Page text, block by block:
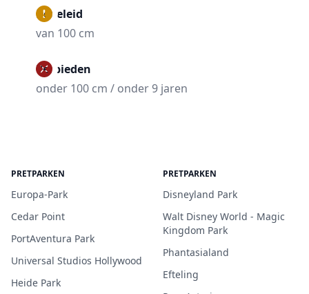
Begeleid
van 100 cm
Verbieden
onder 100 cm / onder 9 jaren
PRETPARKEN
Europa-Park
Cedar Point
PortAventura Park
Universal Studios Hollywood
Heide Park
PRETPARKEN
Disneyland Park
Walt Disney World - Magic
Kingdom Park
Phantasialand
Efteling